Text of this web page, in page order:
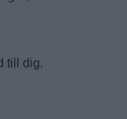
till dig.